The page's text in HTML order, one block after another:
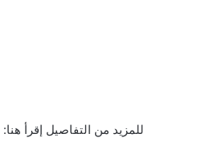
للمزيد من التفاصيل إقرأ هنا: